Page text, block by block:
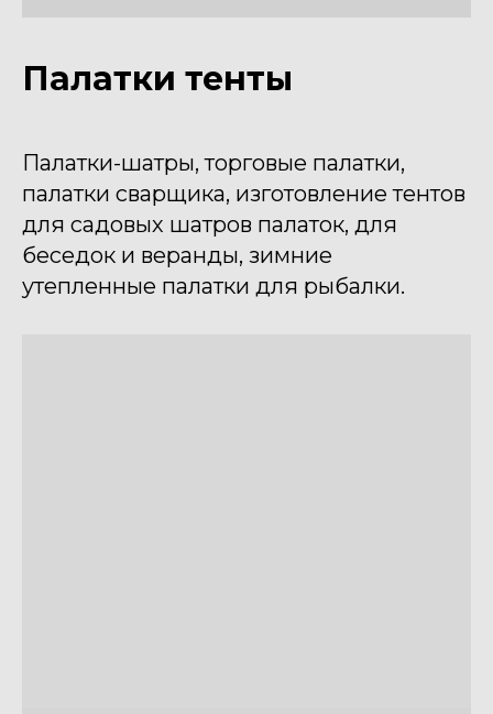
Палатки тенты
Палатки-шатры, торговые палатки,
палатки сварщика, изготовление тентов
для садовых шатров палаток, для
беседок и веранды, зимние
утепленные палатки для рыбалки.